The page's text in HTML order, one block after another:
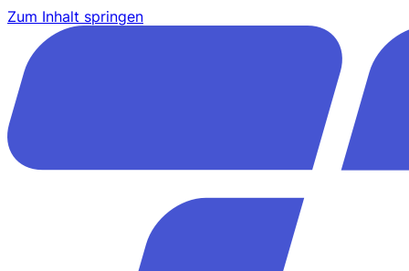
Zum Inhalt springen